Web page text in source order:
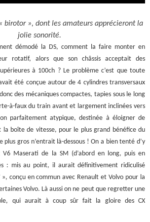
birotor », dont les amateurs apprécieront la
jolie sonorité.
démodé la DS, comment la faire monter en
rotatif, alors que son châssis acceptait des
à 100ch ? Le problème c’est que toute
été conçue autour de 4 cylindres transversaux
des mécaniques compactes, tapies sous le long
à-faux du train avant et largement inclinées vers
parfaitement atypique, destinée à éloigner de
la boîte de vitesse, pour le plus grand bénéfice du
plus gros n’entrait là-dessous ! On a bien tenté d’y
Maserati de la SM (d’abord en long, puis en
: mis au point, il aurait définitivement ridiculisé
», conçu en commun avec Renault et Volvo pour la
Volvo. Là aussi on ne peut que regretter une
qui aurait à coup sûr fait la gloire des CX